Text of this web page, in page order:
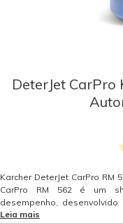
DeterJet CarPro
Karcher DeterJet CarPro RM
CarPro RM 562 é um
desempenho,
fórmula avançada remove
Leia mais